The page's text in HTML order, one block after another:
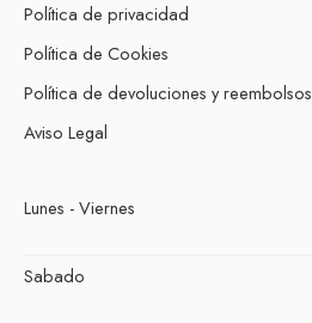
Política de privacidad
Política de Cookies
Política de devoluciones y reembolsos
Aviso Legal
Lunes - Viernes
Sabado